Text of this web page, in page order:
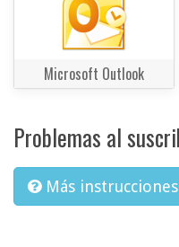
Microsoft Outlook
Problemas al
Más instrucciones